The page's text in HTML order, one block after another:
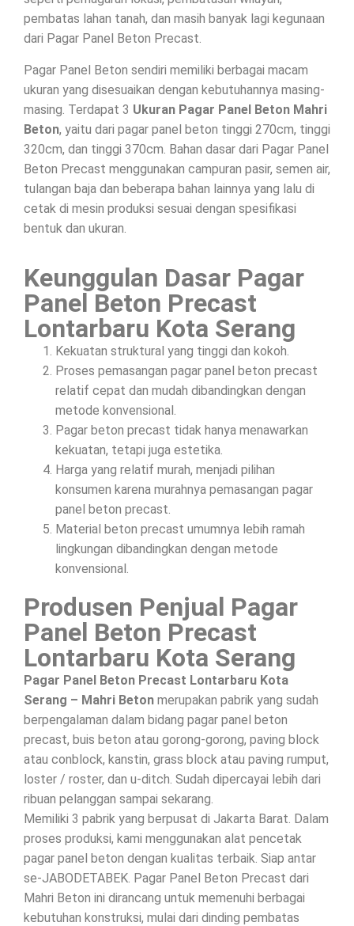
pembatas lahan tanah, dan masih banyak lagi kegunaan
dari Pagar Panel Beton Precast.
Pagar Panel Beton sendiri memiliki berbagai macam
ukuran yang disesuaikan dengan kebutuhannya masing-
masing. Terdapat 3 Ukuran Pagar Panel Beton Mahri
Beton, yaitu dari pagar panel beton tinggi 270cm, tinggi
320cm, dan tinggi 370cm. Bahan dasar dari Pagar Panel
Beton Precast menggunakan campuran pasir, semen air,
tulangan baja dan beberapa bahan lainnya yang lalu di
cetak di mesin produksi sesuai dengan spesifikasi
bentuk dan ukuran.
Keunggulan Dasar Pagar
Panel Beton Precast
Lontarbaru Kota Serang
Kekuatan struktural yang tinggi dan kokoh.
Proses pemasangan pagar panel beton precast
relatif cepat dan mudah dibandingkan dengan
metode konvensional.
Pagar beton precast tidak hanya menawarkan
kekuatan, tetapi juga estetika.
Harga yang relatif murah, menjadi pilihan
konsumen karena murahnya pemasangan pagar
panel beton precast.
Material beton precast umumnya lebih ramah
lingkungan dibandingkan dengan metode
konvensional.
Produsen Penjual Pagar
Panel Beton Precast
Lontarbaru Kota Serang
Pagar Panel Beton Precast Lontarbaru Kota
Serang – Mahri Beton merupakan pabrik yang sudah
berpengalaman dalam bidang pagar panel beton
precast, buis beton atau gorong-gorong, paving block
atau conblock, kanstin, grass block atau paving rumput,
loster / roster, dan u-ditch. Sudah dipercayai lebih dari
ribuan pelanggan sampai sekarang.
Memiliki 3 pabrik yang berpusat di Jakarta Barat. Dalam
proses produksi, kami menggunakan alat pencetak
pagar panel beton dengan kualitas terbaik. Siap antar
se-JABODETABEK. Pagar Panel Beton Precast dari
Mahri Beton ini dirancang untuk memenuhi berbagai
kebutuhan konstruksi, mulai dari dinding pembatas